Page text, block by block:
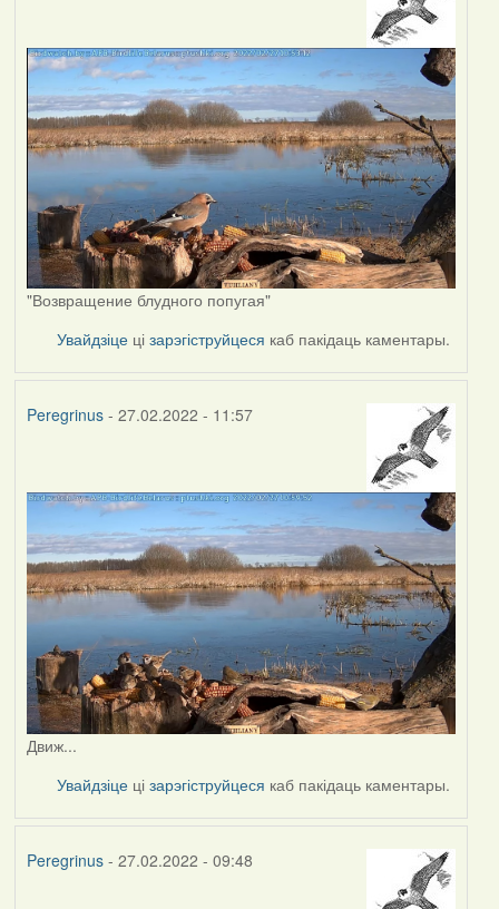
"Возвращение блудного попугая"
Увайдзіце цізарэгіструйцеся каб пакідаць каментары.
Peregrinus- 27.02.2022 - 11:57
Движ...
Увайдзіце цізарэгіструйцеся каб пакідаць каментары.
Peregrinus- 27.02.2022 - 09:48